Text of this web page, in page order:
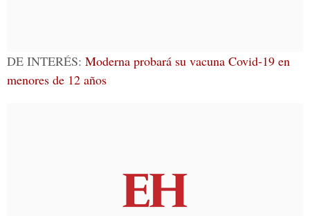
DE INTERÉS: Moderna probará su vacuna Covid-19 en
menores de 12 años